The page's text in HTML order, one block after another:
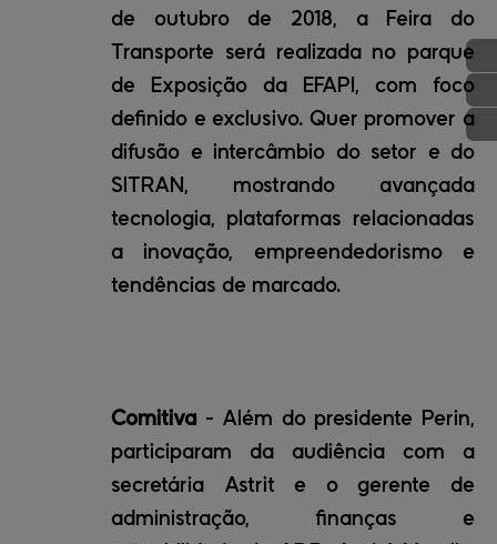
de outubro de 2018, a Feira do
Transporte será realizada no parque
de Exposição da EFAPI, com foco
definido e exclusivo. Quer promover a
difusão e intercâmbio do setor e do
SITRAN, mostrando avançada
tecnologia, plataformas relacionadas
a inovação, empreendedorismo e
tendências de marcado.
Comitiva - Além do presidente Perin,
participaram da audiência com a
secretária Astrit e o gerente de
administração, finanças e